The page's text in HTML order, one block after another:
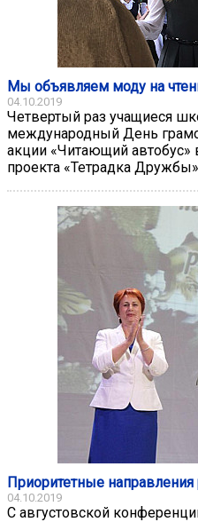
Мы объявляем моду на
04.10.2019
Четвертый раз учащиеся
международный День
акции «Читающий
проекта «Тетрадка
Приоритетные направления
04.10.2019
С августовской